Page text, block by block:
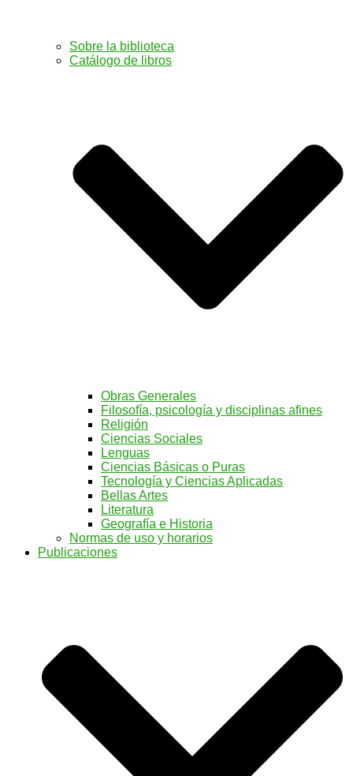
Sobre la biblioteca
Catálogo de libros
Obras Generales
Filosofía, psicología y disciplinas afines
Religión
Ciencias Sociales
Lenguas
Ciencias Básicas o Puras
Tecnología y Ciencias Aplicadas
Bellas Artes
Literatura
Geografía e Historia
Normas de uso y horarios
Publicaciones